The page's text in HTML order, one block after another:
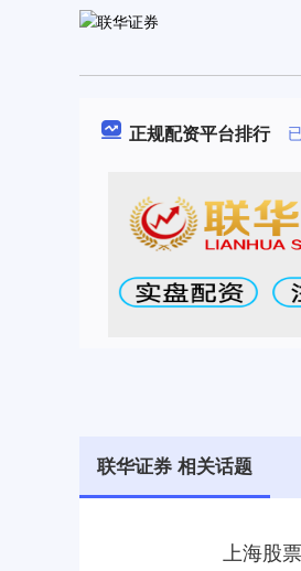
正规配资平台排行
联华证券 相关话题